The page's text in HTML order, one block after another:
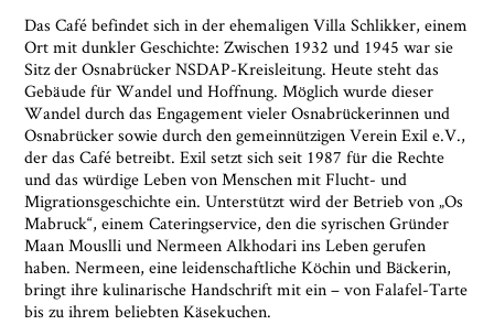
Das Café befindet sich in der ehemaligen Villa Schlikker, einem
Ort mit dunkler Geschichte: Zwischen 1932 und 1945 war sie
Sitz der Osnabrücker NSDAP-Kreisleitung. Heute steht das
Gebäude für Wandel und Hoffnung. Möglich wurde dieser
Wandel durch das Engagement vieler Osnabrückerinnen und
Osnabrücker sowie durch den gemeinnützigen Verein Exil e.V.,
der das Café betreibt. Exil setzt sich seit 1987 für die Rechte
und das würdige Leben von Menschen mit Flucht- und
Migrationsgeschichte ein. Unterstützt wird der Betrieb von „Os
Mabruck“, einem Cateringservice, den die syrischen Gründer
Maan Mouslli und Nermeen Alkhodari ins Leben gerufen
haben. Nermeen, eine leidenschaftliche Köchin und Bäckerin,
bringt ihre kulinarische Handschrift mit ein – von Falafel-Tarte
bis zu ihrem beliebten Käsekuchen.
Ja, ich bin damit einverstanden, dass das
Museumsquartier Osnabrück die oben
angegebenen Informationen speichert, um mir den
Newsletter zusenden zu können. Ich kann diese
Zustimmung jederzeit widerrufen und die
Informationen aus den Systemen des
Museumsquartiers Osnabrück löschen lassen. Es
besteht ein Beschwerderecht bei einer
Aufsichtsbehörde für Datenschutz. Weitere
Informationen siehe:Datenschutz-Seite.*
* notwendige Angaben